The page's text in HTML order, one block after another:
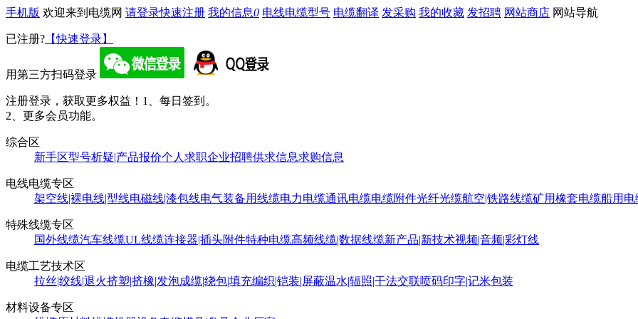
手机版 欢迎来到电缆网 请登录快速注册 我的信息0 电线电缆型号 电缆翻译 发采购 我的收藏 发招聘 网站商店 网站导航
已注册? 【快速登录】
用第三方扫码登录
注册登录，获取更多权益！ 1、每日签到。
2、更多会员功能。
综合区
新手区型号析疑|产品报价个人求职企业招聘供求信息求购信息
电线电缆专区
架空线|裸电线|型线电磁线|漆包线电气装备用线缆电力电缆通讯电缆电缆附件光纤光缆航空|铁路线缆矿用橡套电缆船用电
特殊线缆专区
国外线缆汽车线缆UL线缆连接器|插头附件特种电缆高频线缆|数据线缆新产品|新技术视频|音频|彩灯线
电缆工艺技术区
拉丝|绞线|退火挤塑|挤橡|发泡成缆|绕包|填充编织|铠装|屏蔽温水|辐照|干法交联喷码印字|记米包装
材料设备专区